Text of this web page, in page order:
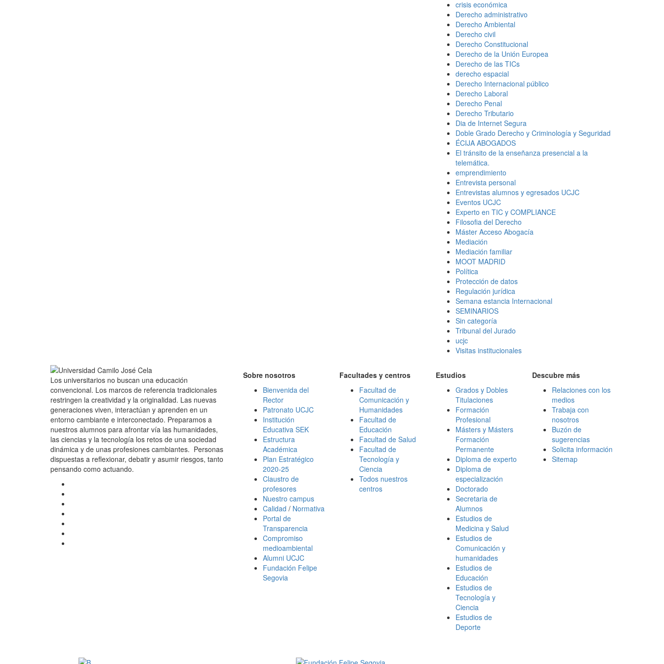
crisis económica
Derecho administrativo
Derecho Ambiental
Derecho civil
Derecho Constitucional
Derecho de la Unión Europea
Derecho de las TICs
derecho espacial
Derecho Internacional público
Derecho Laboral
Derecho Penal
Derecho Tributario
Dia de Internet Segura
Doble Grado Derecho y Criminología y Seguridad
ÉCIJA ABOGADOS
El tránsito de la enseñanza presencial a la
telemática.
emprendimiento
Entrevista personal
Entrevistas alumnos y egresados UCJC
Eventos UCJC
Experto en TIC y COMPLIANCE
Filosofia del Derecho
Máster Acceso Abogacía
Mediación
Mediación familiar
MOOT MADRID
Política
Protección de datos
Regulación jurídica
Semana estancia Internacional
SEMINARIOS
Sin categoría
Tribunal del Jurado
ucjc
Visitas institucionales
Los universitarios no buscan una educación
convencional. Los marcos de referencia tradicionales
restringen la creatividad y la originalidad. Las nuevas
generaciones viven, interactúan y aprenden en un
entorno cambiante e interconectado. Preparamos a
nuestros alumnos para afrontar vía las humanidades,
las ciencias y la tecnología los retos de una sociedad
dinámica y de unas profesiones cambiantes. Personas
dispuestas a reflexionar, debatir y asumir riesgos, tanto
pensando como actuando.
Sobre nosotros
Bienvenida del
Rector
Patronato UCJC
Institución
Educativa SEK
Estructura
Académica
Plan Estratégico
2020-25
Claustro de
profesores
Nuestro campus
Calidad / Normativa
Portal de
Transparencia
Compromiso
medioambiental
Alumni UCJC
Fundación Felipe
Segovia
Facultades y centros
Facultad de
Comunicación y
Humanidades
Facultad de
Educación
Facultad de Salud
Facultad de
Tecnología y
Ciencia
Todos nuestros
centros
Estudios
Grados y Dobles
Titulaciones
Formación
Profesional
Másters y Másters
Formación
Permanente
Diploma de experto
Diploma de
especialización
Doctorado
Secretaria de
Alumnos
Estudios de
Medicina y Salud
Estudios de
Comunicación y
humanidades
Estudios de
Educación
Estudios de
Tecnología y
Ciencia
Estudios de
Deporte
Descubre más
Relaciones con los
medios
Trabaja con
nosotros
Buzón de
sugerencias
Solicita información
Sitemap